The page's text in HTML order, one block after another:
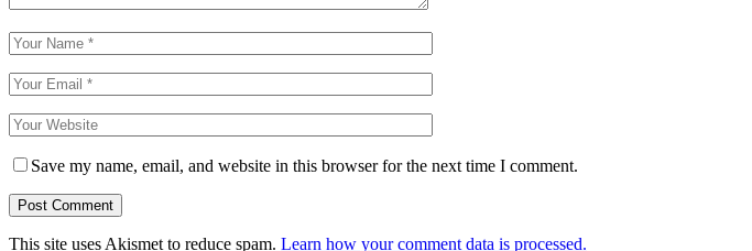
Save my name, email, and website in this browser for the next time I comment.
This site uses Akismet to reduce spam. Learn how your comment data is processed.